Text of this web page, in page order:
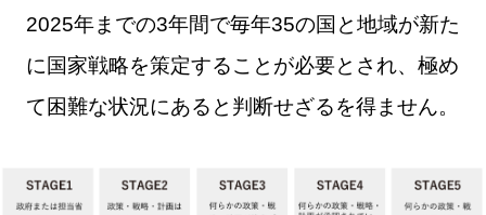
2025年までの3年間で毎年35の国と地域が新た
に国家戦略を策定することが必要とされ、極め
て困難な状況にあると判断せざるを得ません。